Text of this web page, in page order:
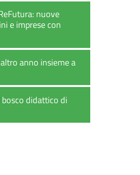
nuove
e imprese con
anno insieme a
didattico di